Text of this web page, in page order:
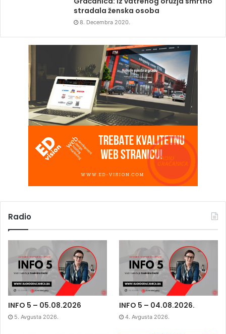
stradala ženska osoba
8. Decembra 2020.
Radio
INFO 5 – 05.08.2026
5. Avgusta 2026.
INFO 5 – 04.08.2026.
4. Avgusta 2026.